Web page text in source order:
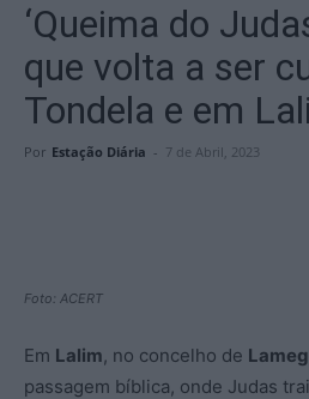
‘Queima do
que volta a ser
Tondela e em
Por Estação Diária - 7 de Abril, 2023
Foto: ACERT
Em Lalim, no concelho de
passagem bíblica, onde Judas